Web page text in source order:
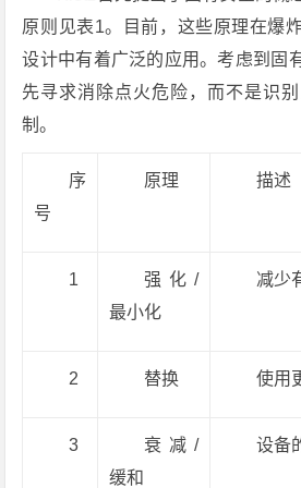
原则见表1。目前，这些原理在爆
设计中有着广泛的应用。考虑到固
先寻求消除点火危险，而不是识
制。
序
号
原理 描述
1
强化/
最小化
减少
2 替换 使用
3
衰减/
缓和
设备